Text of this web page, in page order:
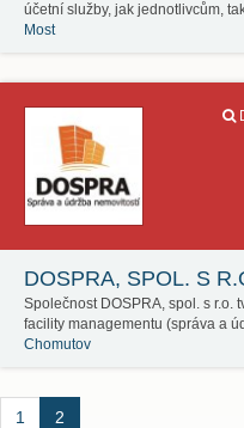
účetní služby, jak jednotlivcům,
Most
DOSPRA, SPOL. S
Společnost DOSPRA, spol. s r.o.
facility managementu (správa a
Chomutov
1 2